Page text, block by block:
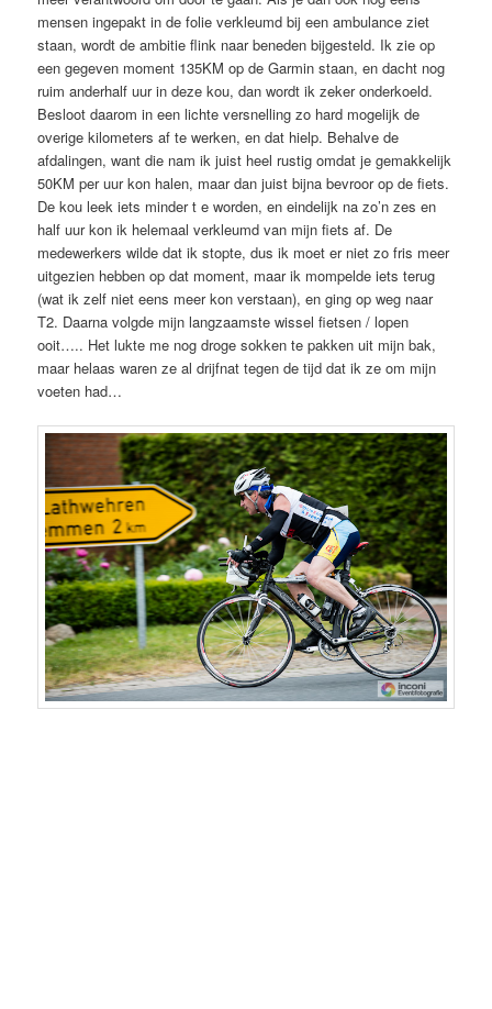
mensen ingepakt in de folie verkleumd bij een ambulance ziet
staan, wordt de ambitie flink naar beneden bijgesteld. Ik zie op
een gegeven moment 135KM op de Garmin staan, en dacht nog
ruim anderhalf uur in deze kou, dan wordt ik zeker onderkoeld.
Besloot daarom in een lichte versnelling zo hard mogelijk de
overige kilometers af te werken, en dat hielp. Behalve de
afdalingen, want die nam ik juist heel rustig omdat je gemakkelijk
50KM per uur kon halen, maar dan juist bijna bevroor op de fiets.
De kou leek iets minder t e worden, en eindelijk na zo’n zes en
half uur kon ik helemaal verkleumd van mijn fiets af. De
medewerkers wilde dat ik stopte, dus ik moet er niet zo fris meer
uitgezien hebben op dat moment, maar ik mompelde iets terug
(wat ik zelf niet eens meer kon verstaan), en ging op weg naar
T2. Daarna volgde mijn langzaamste wissel fietsen / lopen
ooit….. Het lukte me nog droge sokken te pakken uit mijn bak,
maar helaas waren ze al drijfnat tegen de tijd dat ik ze om mijn
voeten had…